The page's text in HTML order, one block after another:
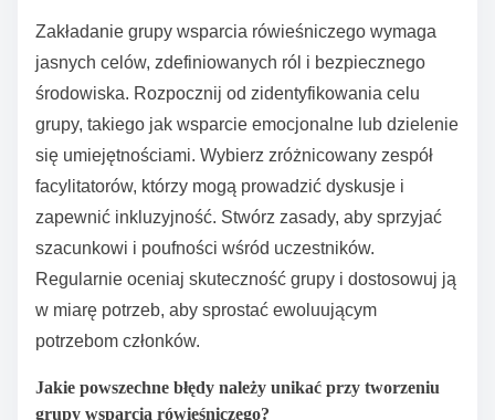
ustanawiając wytyczne i źródła finansowania. Polityki
te określają dostępność i dostępność zasobów, co
bezpośrednio wpływa na formowanie i trwałość grup.
Na przykład polityki promujące inkluzyjność mogą
prowadzić do zróżnicowanych struktur grup, które
odpowiadają różnym demografiom. Dodatkowo,
alokacje finansowe mogą zwiększyć szkolenie dla
facylitatorów, poprawiając jakość oferowanego
wsparcia. Ostatecznie skuteczne polityki sprzyjają
środowiskom, w których grupy wsparcia
rówieśniczego mogą się rozwijać, poprawiając wyniki
zdrowia psychicznego w społecznościach.